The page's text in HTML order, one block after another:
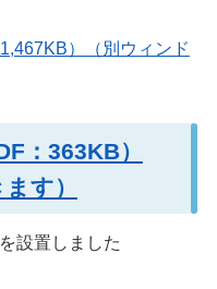
）（別ウィンド
：363KB）
す）
設置しました